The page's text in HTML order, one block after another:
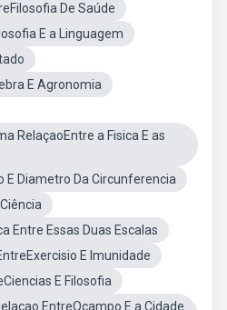
De Saúde
E a Linguagem
E Agronomia
RelaçaoEntre a Fisica E as
E Diametro Da Circunferencia
Entre Essas Duas Escalas
E Imunidade
E Filosofia
EntreOcampo E a Cidade